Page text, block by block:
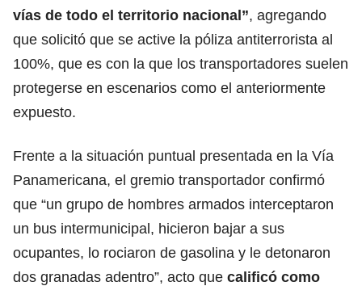
vías de todo el territorio nacional”, agregando
que solicitó que se active la póliza antiterrorista al
100%, que es con la que los transportadores suelen
protegerse en escenarios como el anteriormente
expuesto.
Frente a la situación puntual presentada en la Vía
Panamericana, el gremio transportador confirmó
que “un grupo de hombres armados interceptaron
un bus intermunicipal, hicieron bajar a sus
ocupantes, lo rociaron de gasolina y le detonaron
dos granadas adentro”, acto que calificó como